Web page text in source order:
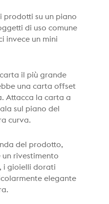
su un piano
di uso comune
invece un mini
il più grande
una carta offset
Attacca la carta a
sul piano del
curva.
del prodotto,
un rivestimento
i gioielli dorati
elegante